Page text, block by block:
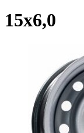
15х6,0